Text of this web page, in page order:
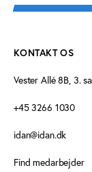
KONTAKT OS
Vester Allé 8B, 3.
+45 3266 1030
idan@idan.dk
Find medarbejder